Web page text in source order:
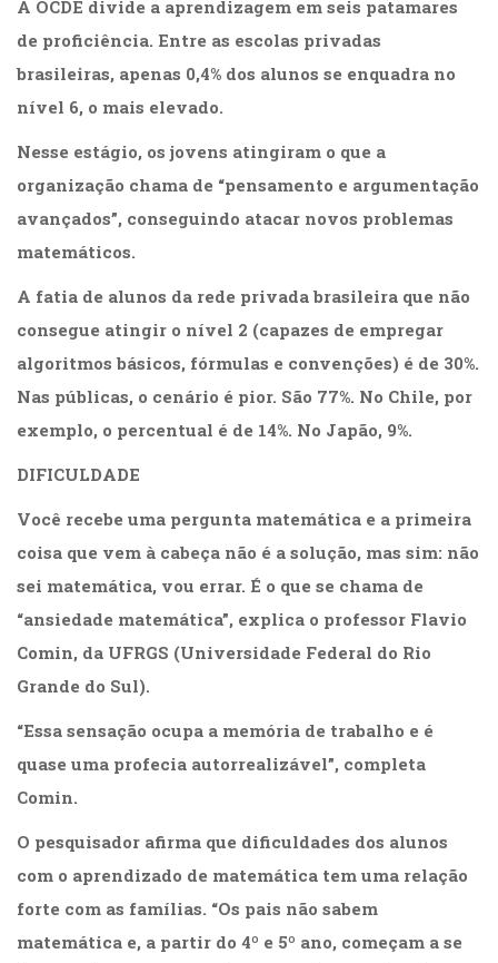
A OCDE divide a aprendizagem em seis patamares
de proficiência. Entre as escolas privadas
brasileiras, apenas 0,4% dos alunos se enquadra no
nível 6, o mais elevado.
Nesse estágio, os jovens atingiram o que a
organização chama de “pensamento e argumentação
avançados”, conseguindo atacar novos problemas
matemáticos.
A fatia de alunos da rede privada brasileira que não
consegue atingir o nível 2 (capazes de empregar
algoritmos básicos, fórmulas e convenções) é de 30%.
Nas públicas, o cenário é pior. São 77%. No Chile, por
exemplo, o percentual é de 14%. No Japão, 9%.
DIFICULDADE
Você recebe uma pergunta matemática e a primeira
coisa que vem à cabeça não é a solução, mas sim: não
sei matemática, vou errar. É o que se chama de
“ansiedade matemática”, explica o professor Flavio
Comin, da UFRGS (Universidade Federal do Rio
Grande do Sul).
“Essa sensação ocupa a memória de trabalho e é
quase uma profecia autorrealizável”, completa
Comin.
O pesquisador afirma que dificuldades dos alunos
com o aprendizado de matemática tem uma relação
forte com as famílias. “Os pais não sabem
matemática e, a partir do 4º e 5º ano, começam a se